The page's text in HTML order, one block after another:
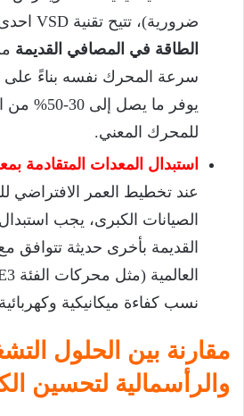
ضرورية)، تتيح تقنية VSD احدى
الطاقة في المصافي القديمة
سرعة المحرك نفسه بناءً على
يوفر ما يصل
للمحرك المعني.
استبدال المعدات المتقادمة
عند تخطيط العمر الافتراضي
الصيانات الكبرى، يجب
القديمة بأخرى حديثة تتوافق
نسب كفاءة ميكانيكية
مقارنة بين الحلول
والرأسمالية لتحسين